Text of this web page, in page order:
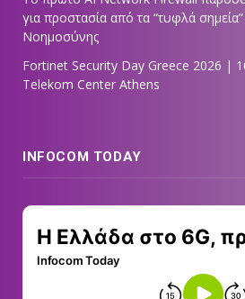
για προστασία από τα “τυφλά
Νοημοσύνης
Fortinet Security Day Greece 2026 |
Telekom Center Athens
INFOCOM TODAY